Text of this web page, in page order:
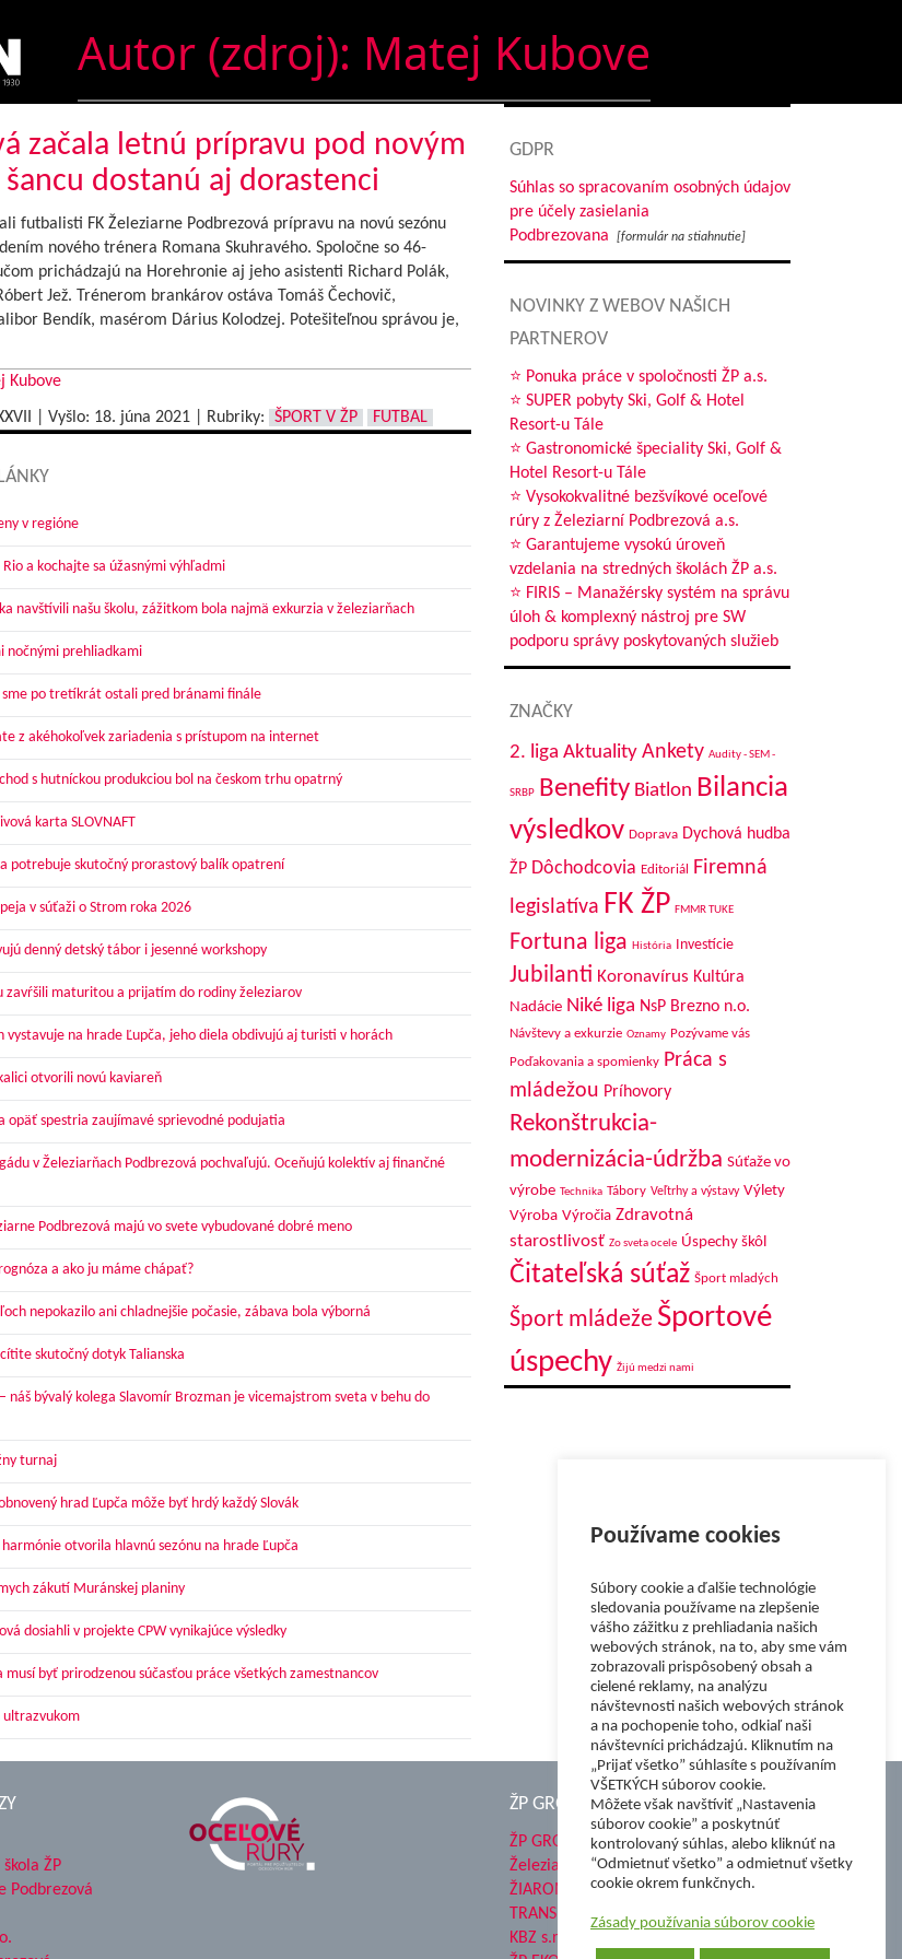
Autor (zdroj): Matej Kubove
začala letnú prípravu pod novým
dostanú aj dorastenci
futbalisti FK Železiarne Podbrezová prípravu na novú sezónu
nového trénera Romana Skuhravého. Spoločne so 46-
prichádzajú na Horehronie aj jeho asistenti Richard Polák,
Jež. Trénerom brankárov ostáva Tomáš Čechovič,
Bendík, masérom Dárius Kolodzej. Potešiteľnou správou je,
Kubove
| Vyšlo: 18. júna 2021| Rubriky: ŠPORT V ŽP FUTBAL
v regióne
Rio a kochajte sa úžasnými výhľadmi
navštívili našu školu, zážitkom bola najmä exkurzia v železiarňach
nočnými prehliadkami
po tretíkrát ostali pred bránami finále
z akéhokoľvek zariadenia s prístupom na internet
s hutníckou produkciou bol na českom trhu opatrný
karta SLOVNAFT
potrebuje skutočný prorastový balík opatrení
v súťaži o Strom roka 2026
denný detský tábor i jesenné workshopy
zavŕšili maturitou a prijatím do rodiny železiarov
vystavuje na hrade Ľupča, jeho diela obdivujú aj turisti v horách
otvorili novú kaviareň
opäť spestria zaujímavé sprievodné podujatia
v Železiarňach Podbrezová pochvaľujú. Oceňujú kolektív aj finančné
Podbrezová majú vo svete vybudované dobré meno
a ako ju máme chápať?
nepokazilo ani chladnejšie počasie, zábava bola výborná
skutočný dotyk Talianska
náš bývalý kolega Slavomír Brozman je vicemajstrom sveta v behu do
turnaj
hrad Ľupča môže byť hrdý každý Slovák
otvorila hlavnú sezónu na hrade Ľupča
zákutí Muránskej planiny
dosiahli v projekte CPW vynikajúce výsledky
musí byť prirodzenou súčasťou práce všetkých zamestnancov
ultrazvukom
GDPR
Súhlas so spracovaním osobných údajov
pre účely zasielania
Podbrezovana
[formulár na stiahnutie]
NOVINKY Z WEBOV NAŠICH
PARTNEROV
⭐ Ponuka práce v spoločnosti ŽP a.s.
⭐ SUPER pobyty Ski, Golf & Hotel
Resort-u Tále
⭐ Gastronomické špeciality Ski, Golf &
Hotel Resort-u Tále
⭐ Vysokokvalitné bezšvíkové oceľové
rúry z Železiarní Podbrezová a.s.
⭐ Garantujeme vysokú úroveň
vzdelania na stredných školách ŽP a.s.
⭐ FIRIS – Manažérsky systém na správu
úloh & komplexný nástroj pre SW
podporu správy poskytovaných služieb
ZNAČKY
2. liga Aktuality Ankety Audity - SEM -
SRBP Benefity Biatlon Bilancia
výsledkov Doprava Dychová hudba
ŽP Dôchodcovia Editoriál
Firemná
legislatíva FK ŽP FMMR TUKE
Fortuna liga História Investície
Jubilanti Koronavírus Kultúra
Nadácie Niké liga NsP Brezno n.o.
Návštevy a exkurzie Oznamy Pozývame vás
Poďakovania a spomienky Práca s
mládežou Príhovory
Rekonštrukcia-
modernizácia-údržba Súťaže vo
výrobe Technika Tábory Veľtrhy a výstavy Výlety
Výroba Výročia Zdravotná
starostlivosť Zo sveta ocele Úspechy škôl
Čitateľská súťaž Šport mladých
Šport mládeže Športové
úspechy Žijú medzi nami
ŽP
Podbrezová
ŽP GROUP
ŽP GROUP
Železiarne Podbrezová a.s.
ŽIAROMAT a.s.
TRANSMESA S.A.U.
KBZ s.r.o.
Používame cookies
Súbory cookie a ďalšie technológie
sledovania používame na zlepšenie
vášho zážitku z prehliadania našich
webových stránok, na to, aby sme vám
zobrazovali prispôsobený obsah a
cielené reklamy, na analýzu
návštevnosti našich webových stránok
a na pochopenie toho, odkiaľ naši
návštevníci prichádzajú. Kliknutím na
„Prijať všetko” súhlasíte s používaním
VŠETKÝCH súborov cookie.
Môžete však navštíviť „Nastavenia
súborov cookie” a poskytnúť
kontrolovaný súhlas, alebo kliknúť na
“Odmietnuť všetko” a odmietnuť všetky
cookie okrem funkčnych.
Zásady používania súborov cookie